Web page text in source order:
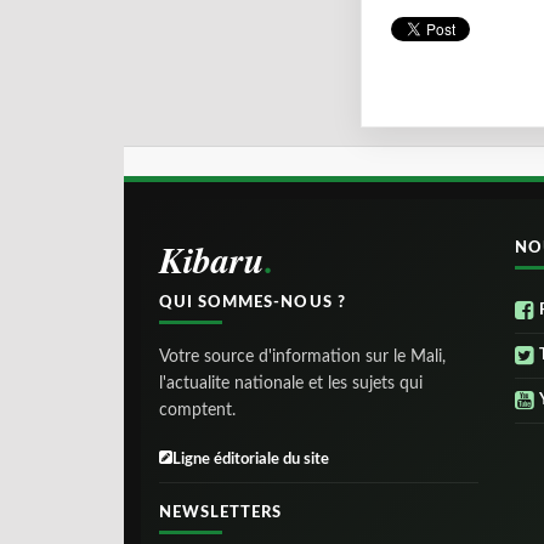
Kibaru
QUI SOMMES-NOUS ?
Votre source d'information sur le Mali,
l'actualite nationale et les sujets qui
comptent.
Ligne éditoriale du site
NEWSLETTERS